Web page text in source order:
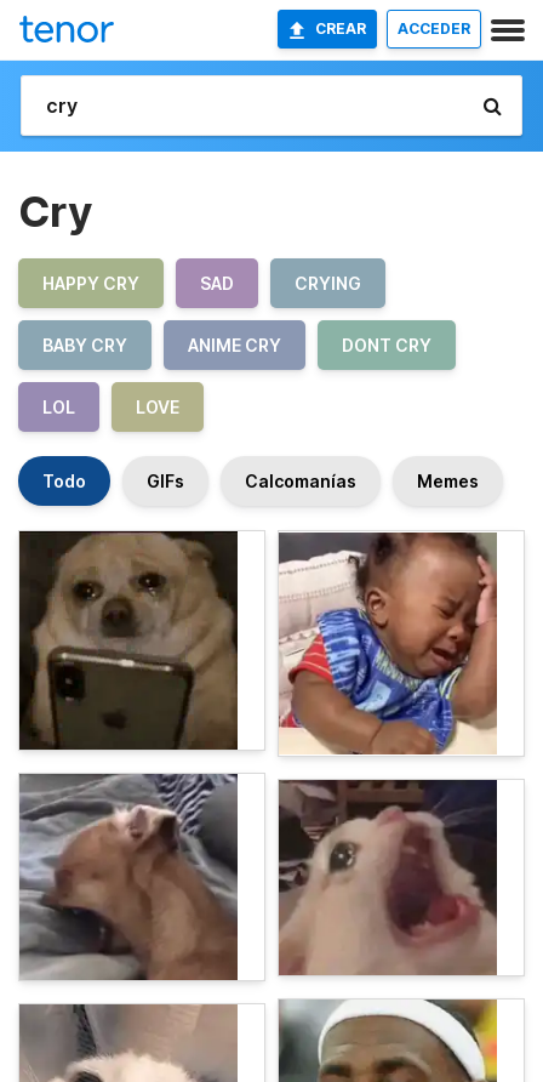
CREAR ACCEDER
Cry
HAPPY CRY SAD CRYING
BABY CRY ANIME CRY DONT CRY
LOL LOVE
Todo GIFs Calcomanías Memes